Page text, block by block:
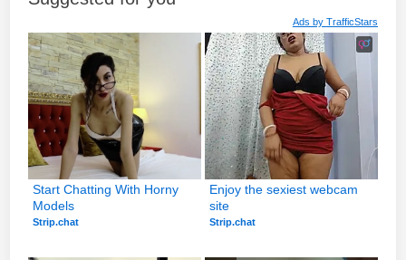
Ads by TrafficStars
Start Chatting With Horny
Models
Strip.chat
Enjoy the sexiest webcam
site
Strip.chat